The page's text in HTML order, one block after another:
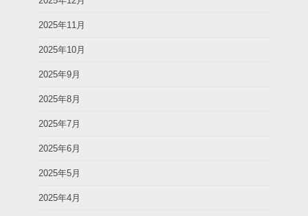
2025年11月
2025年10月
2025年9月
2025年8月
2025年7月
2025年6月
2025年5月
2025年4月